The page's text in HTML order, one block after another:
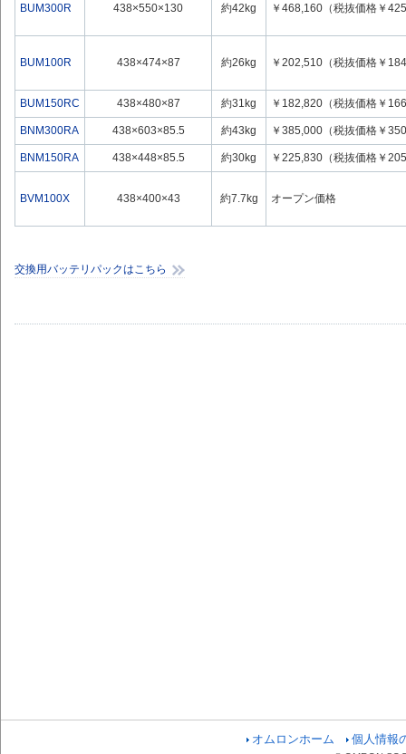
BUM300R 438×550×130 約42kg ￥468,160（税抜価格￥
BUM100R 438×474×87 約26kg ￥202,510（税抜価格￥
BUM150RC 438×480×87 約31kg ￥182,820（税抜価格￥
BNM300RA 438×603×85.5 約43kg ￥385,000（税抜価格￥
BNM150RA 438×448×85.5 約30kg ￥225,830（税抜価格￥
BVM100X 438×400×43 約7.7kg オープン価格
交換用バッテリパックはこちら
オムロンホーム 個人情報